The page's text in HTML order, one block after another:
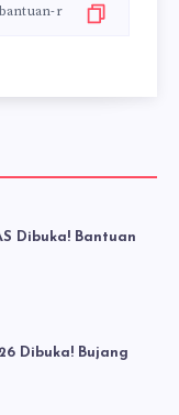
Dibuka! Bantuan
Dibuka! Bujang